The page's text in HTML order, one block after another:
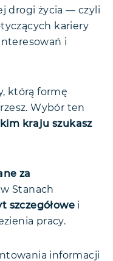
drogi życia — czyli
kariery
i
którą formę
Wybór ten
kraju szukasz
za
Stanach
szczegółowe i
pracy.
informacji